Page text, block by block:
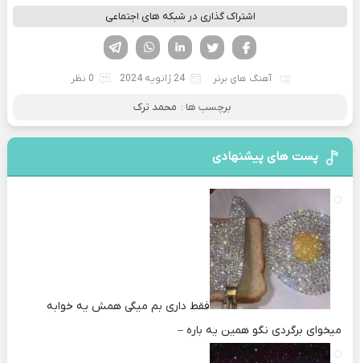
اشتراک گذاری در شبکه های اجتماعی
لینکدین تویتر
فیسوک
آهنگ های برتر 24 ژانویه 2024 0 نظر
برچسب ها : محمد ترک
پست های پیشنهادی
فقط داری بم میگی همش یه خوابه
میخوای برگردی نگو همین یه باره –